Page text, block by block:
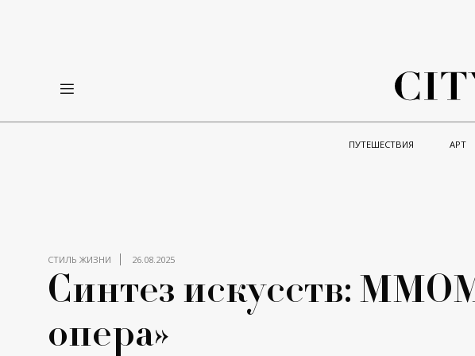
ПУТЕШЕСТВИЯ АРТ
СТИЛЬ ЖИЗНИ 26.08.2025
Синтез искусств:
опера»